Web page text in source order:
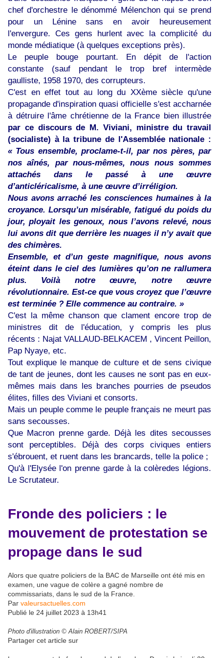
chef d'orchestre le dénommé Mélenchon qui se prend
pour un Lénine sans en avoir heureusement
l'envergure. Ces gens hurlent avec la complicité du
monde médiatique (à quelques exceptions près).
Le peuple bouge pourtant. En dépit de l'action
constante (sauf pendant le trop bref intermède
gaulliste, 1958 1970, des corrupteurs.
C'est en effet tout au long du XXème siècle qu'une
propagande d'inspiration quasi officielle s'est accharnée
à détruire l'âme chrétienne de la France bien illustrée
par ce discours de M. Viviani, ministre du travail
(socialiste) à la tribune de l'Assemblée nationale :
« Tous ensemble, proclame-t-il, par nos pères, par
nos aînés, par nous-mêmes, nous nous sommes
attachés dans le passé à une œuvre
d’anticléricalisme, à une œuvre d’irréligion.
Nous avons arraché les consciences humaines à la
croyance. Lorsqu’un misérable, fatigué du poids du
jour, ployait les genoux, nous l’avons relevé, nous
lui avons dit que derrière les nuages il n’y avait que
des chimères.
Ensemble, et d’un geste magnifique, nous avons
éteint dans le ciel des lumières qu’on ne rallumera
plus. Voilà notre œuvre, notre œuvre
révolutionnaire. Est-ce que vous croyez que l’œuvre
est terminée ? Elle commence au contraire. »
C'est la même chanson que clament encore trop de
ministres dit de l'éducation, y compris les plus
récents : Najat VALLAUD-BELKACEM , Vincent Peillon,
Pap Nyaye, etc.
Tout explique le manque de culture et de sens civique
de tant de jeunes, dont les causes ne sont pas en eux-
mêmes mais dans les branches pourries de pseudos
élites, filles des Viviani et consorts.
Mais un peuple comme le peuple français ne meurt pas
sans secousses.
Que Macron prenne garde. Déjà les dites secousses
sont perceptibles. Déjà des corps civiques entiers
s'ébrouent, et ruent dans les brancards, telle la police ;
Qu'à l'Elysée l'on prenne garde à la colèredes légions.
Le Scrutateur.
Fronde des policiers : le
mouvement de protestation se
propage dans le sud
Alors que quatre policiers de la BAC de Marseille ont été mis en
examen, une vague de colère a gagné nombre de
commissariats, dans le sud de la France.
Par valeursactuelles.com
Publié le 24 juillet 2023 à 13h41
Photo d'illustration © Alain ROBERT/SIPA
Partager cet article sur